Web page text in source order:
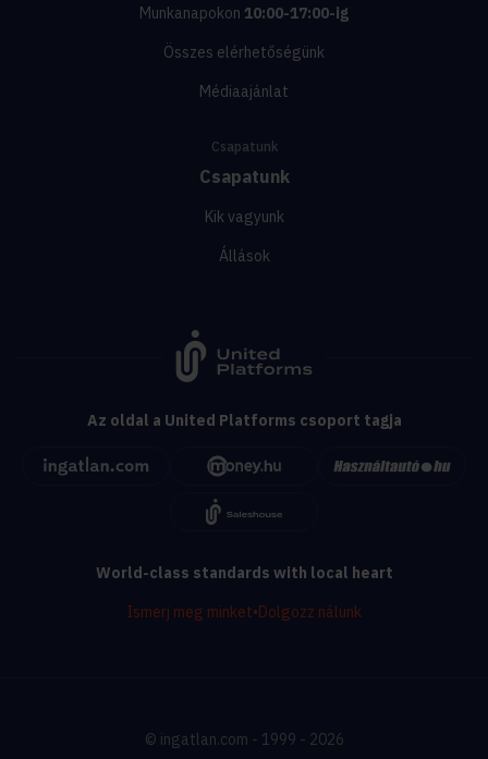
Munkanapokon 10:00-17:00-ig
Összes elérhetőségünk
Médiaajánlat
Csapatunk
Csapatunk
Kik vagyunk
Állások
Az oldal a United Platforms csoport tagja
World-class standards with local heart
Ismerj meg minket•Dolgozz nálunk
© ingatlan.com - 1999 - 2026